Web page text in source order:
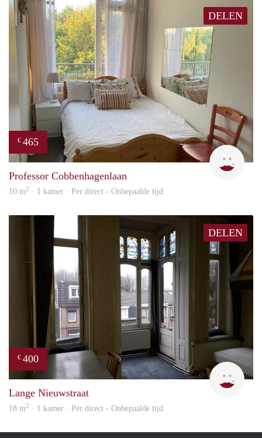
DELEN
€ 465
T
Professor Cobbenhagenlaan
10 m2 · 1 kamer · Per direct - Onbepaalde tijd
DELEN
€ 400
Lizet
Lange Nieuwstraat
18 m2 · 1 kamer · Per direct - Onbepaalde tijd